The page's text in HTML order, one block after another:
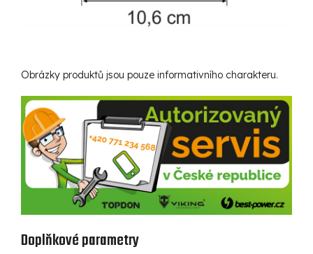
Obrázky produktů jsou pouze informativního charakteru.
Doplňkové parametry